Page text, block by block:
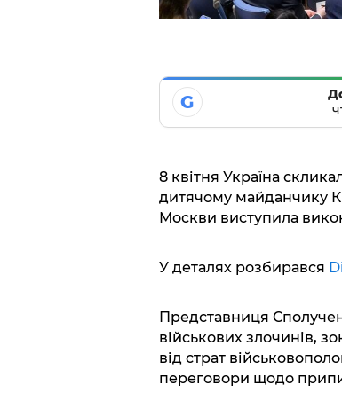
G
8 квітня Україна
дитячому майданчику
Москви виступила
У деталях розбирався
Представниця
військових злочинів,
від страт
переговори щодо